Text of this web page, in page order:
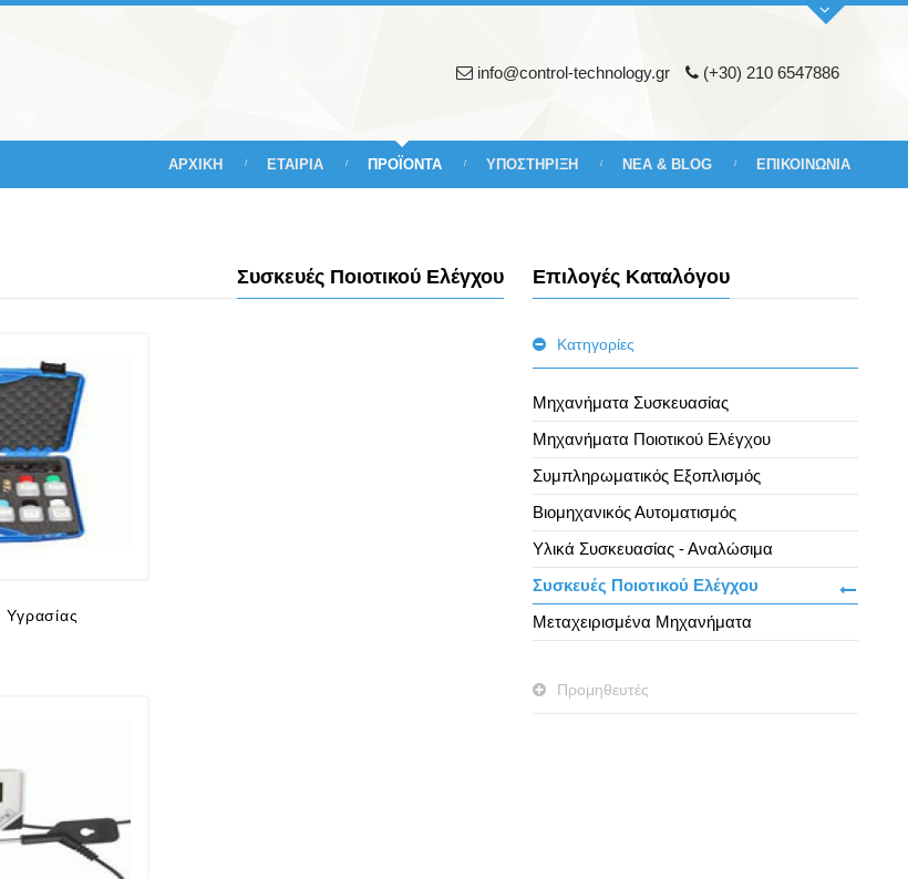
info@control-technology.gr (+30) 210 6547886
ΑΡΧΙΚΗ ΕΤΑΙΡΙΑ ΠΡΟΪΟΝΤΑ ΥΠΟΣΤΗΡΙΞΗ ΝΕΑ & BLOG ΕΠΙΚΟΙΝΩΝΙΑ
Συσκευές Ποιοτικού Ελέγχου Επιλογές Καταλόγου
Κατηγορίες
Μηχανήματα Συσκευασίας
Μηχανήματα Ποιοτικού Ελέγχου
Συμπληρωματικός Εξοπλισμός
Βιομηχανικός Αυτοματισμός
Υλικά Συσκευασίας - Αναλώσιμα
Συσκευές Ποιοτικού Ελέγχου
Μεταχειρισμένα Μηχανήματα
Προμηθευτές